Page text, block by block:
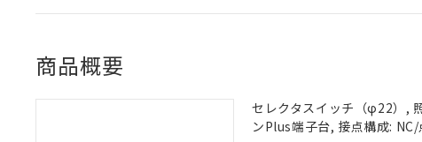
商品概要
セレクタスイッチ（φ22）,
ンPlus端子台, 接点構成: